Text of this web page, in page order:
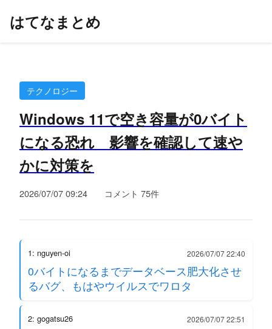
はてなまとめ
テクノロジー
Windows 11で空き容量が0バイト
になる恐れ 影響を確認して速や
かに対策を
2026/07/07 09:24 コメント 75件
1: nguyen-oi 2026/07/07 22:40
0バイトになるまでデータベース肥大化させ
るバグ、もはやウイルスでワロタ
2: gogatsu26 2026/07/07 22:51